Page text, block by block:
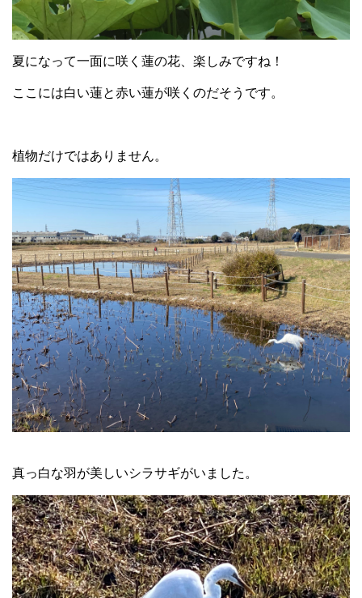
夏になって一面に咲く蓮の花、楽しみですね！
ここには白い蓮と赤い蓮が咲くのだそうです。
植物だけではありません。
真っ白な羽が美しいシラサギがいました。